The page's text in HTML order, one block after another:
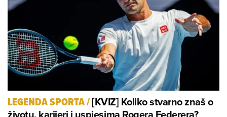
LEGENDA SPORTA/[KVIZ] Koliko stvarno znaš o